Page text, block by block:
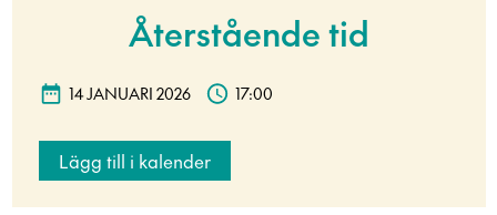
Återstående tid
14 JANUARI 2026 17:00
Lägg till i kalender